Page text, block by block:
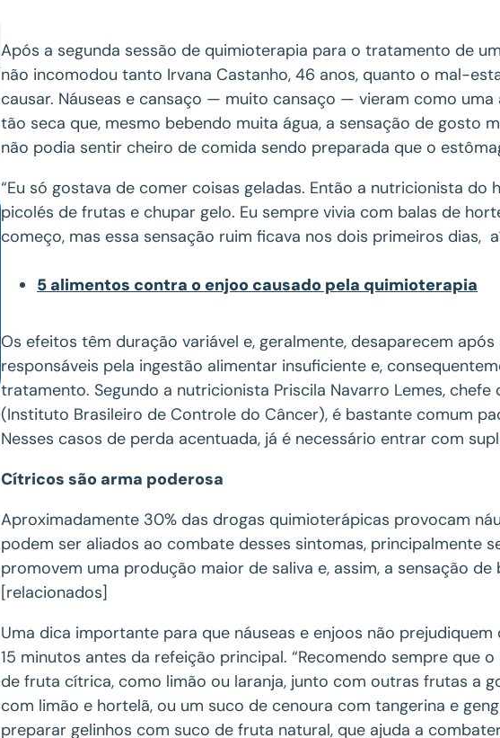
Após a segunda sessão de quimioterapia para o tratamento de um
não incomodou tanto Irvana Castanho, 46 anos, quanto o mal-
causar. Náuseas e cansaço — muito cansaço — vieram como uma
tão seca que, mesmo bebendo muita água, a sensação de gosto
não podia sentir cheiro de comida sendo preparada que o
“Eu só gostava de comer coisas geladas. Então a nutricionista
picolés de frutas e chupar gelo. Eu sempre vivia com balas de
começo, mas essa sensação ruim ficava nos dois primeiros dias,
5 alimentos contra o enjoo causado pela quimioterapia
Os efeitos têm duração variável e, geralmente, desaparecem
responsáveis pela ingestão alimentar insuficiente e,
tratamento. Segundo a nutricionista Priscila Navarro Lemes,
(Instituto Brasileiro de Controle do Câncer), é bastante comum
Nesses casos de perda acentuada, já é necessário entrar com
Cítricos são arma poderosa
Aproximadamente 30% das drogas quimioterápicas provocam
podem ser aliados ao combate desses sintomas, principalmente
promovem uma produção maior de saliva e, assim, a sensação
[relacionados]
Uma dica importante para que náuseas e enjoos não
15 minutos antes da refeição principal. “Recomendo sempre que
de fruta cítrica, como limão ou laranja, junto com outras frutas a
com limão e hortelã, ou um suco de cenoura com tangerina e
preparar gelinhos com suco de fruta natural, que ajuda a combater